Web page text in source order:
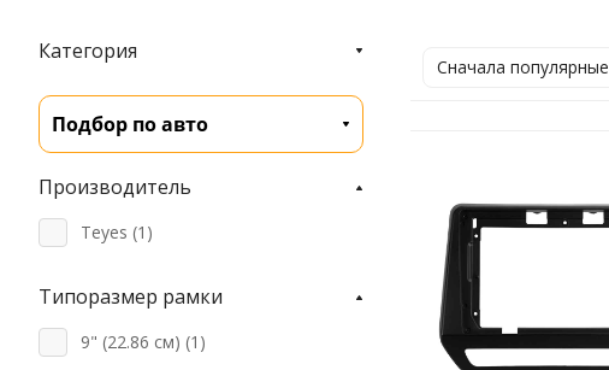
Сначала популярные
Категория
Подбор по авто
Производитель
Teyes (1 )
Типоразмер рамки
9" (22.86 см) (1 )